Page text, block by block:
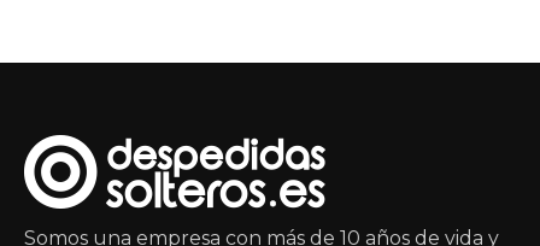
Somos una empresa con más de 10 años de vida y